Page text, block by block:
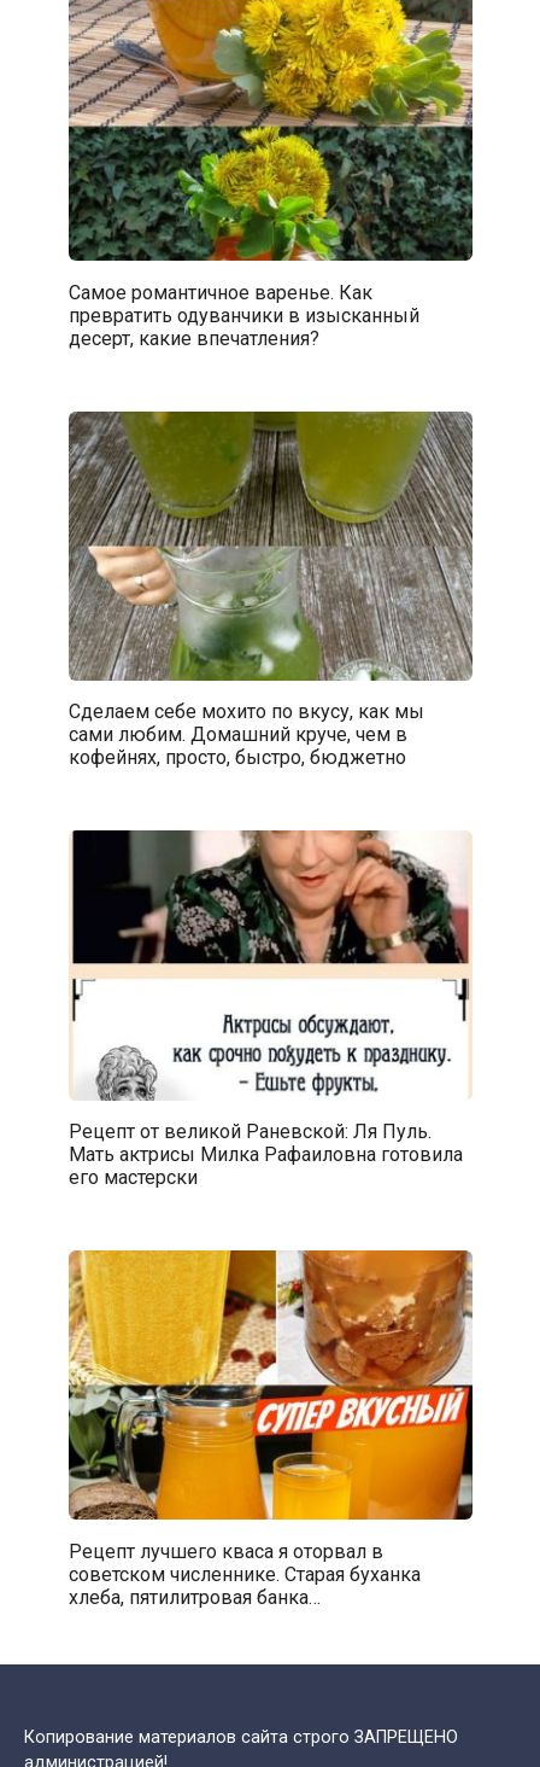
Самое романтичное варенье. Как
превратить одуванчики в изысканный
десерт, какие впечатления?
Сделаем себе мохито по вкусу, как мы
сами любим. Домашний круче, чем в
кофейнях, просто, быстро, бюджетно
Рецепт от великой Раневской: Ля Пуль.
Мать актрисы Милка Рафаиловна готовила
его мастерски
Рецепт лучшего кваса я оторвал в
советском численнике. Старая буханка
хлеба, пятилитровая банка…
Копирование материалов сайта строго ЗАПРЕЩЕНО
администрацией!